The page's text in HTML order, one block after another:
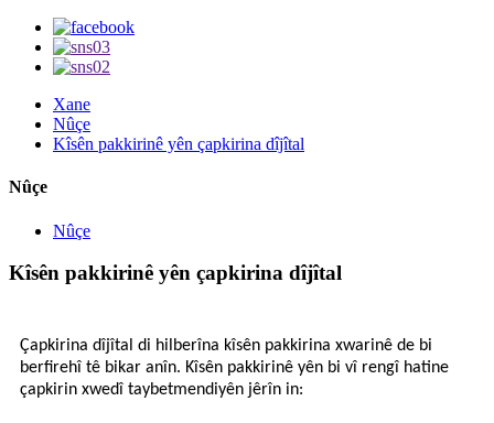
Xane
Nûçe
Kîsên pakkirinê yên çapkirina dîjîtal
Nûçe
Nûçe
Kîsên pakkirinê yên çapkirina dîjîtal
Çapkirina dîjîtal di hilberîna kîsên pakkirina xwarinê de bi
berfirehî tê bikar anîn. Kîsên pakkirinê yên bi vî rengî hatine
çapkirin xwedî taybetmendiyên jêrîn in: